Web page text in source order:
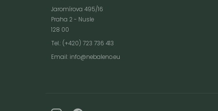
Jaromírova 495/16
Praha 2 - Nusle
128 00
Tel.: (+420) 723 736 413
Email: info@nebaleno.eu
Webové stránky používají k poskytování služeb, personalizaci reklam a
údajů o vašem chování na webu pro zobrazení cílené reklamy.